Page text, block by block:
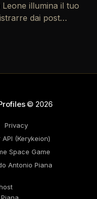
dai post
ti spinge verso il
© 2026
Privacy
(Kerykeion)
Space Game
Antonio Piana